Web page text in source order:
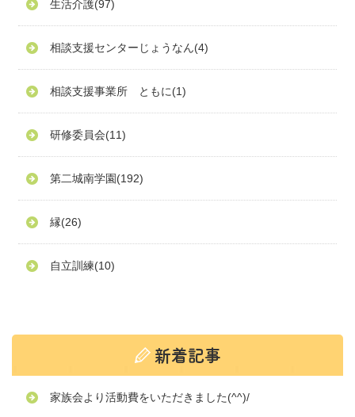
生活介護(97)
相談支援センターじょうなん(4)
相談支援事業所 ともに(1)
研修委員会(11)
第二城南学園(192)
縁(26)
自立訓練(10)
家族会より活動費をいただきました(^^)/